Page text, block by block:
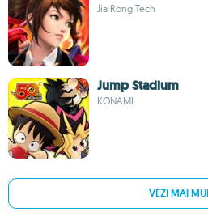
Jia Rong Tech
Jump Stadium
KONAMI
VEZI MAI